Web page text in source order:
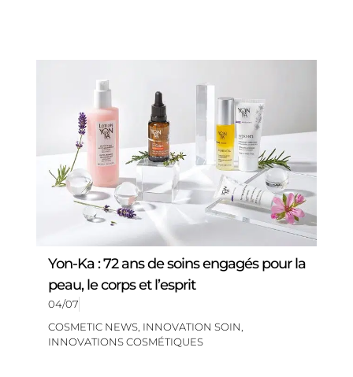
Yon-Ka : 72 ans de soins engagés pour la
peau, le corps et l’esprit
04/07
COSMETIC NEWS, INNOVATION SOIN
INNOVATIONS COSMÉTIQUES